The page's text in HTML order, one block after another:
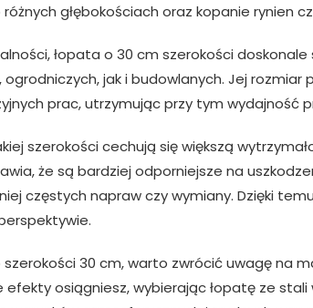
głębokościach oraz kopanie rynien
łopata o 30 cm szerokości
jak i budowlanych. Jej rozmiar
prac, utrzymując przy tym wydajność
szerokości cechują się większą
że są bardziej odporniejsze na
częstych napraw czy wymiany. Dzięki
30 cm, warto zwrócić uwagę na
efekty osiągniesz, wybierając łopatę ze